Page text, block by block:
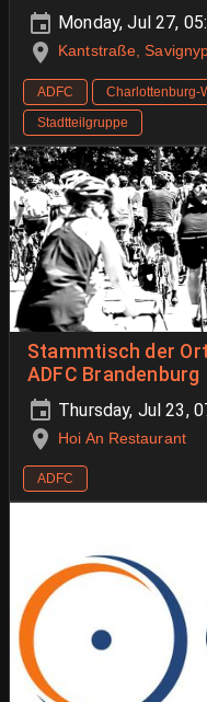
Monday, Jul 27,
Kantstraße,
ADFC Charlottenburg-
Stadtteilgruppe
Stammtisch der
ADFC Brandenburg
Thursday, Jul 23,
Hoi An Restaurant
ADFC